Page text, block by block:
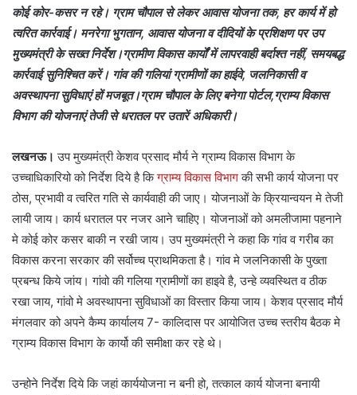
कोई कोर-कसर न रहे। ग्राम चौपाल से लेकर आवास योजना तक, हर कार्य में हो
त्वरित कार्रवाई। मनरेगा भुगतान, आवास योजना व दीदियों के प्रशिक्षण पर उप
मुख्यमंत्री के सख्त निर्देश।ग्रामीण विकास कार्यों में लापरवाही बर्दाश्त नहीं, समयबद्ध
कार्रवाई सुनिश्चित करें। गांव की गलियां ग्रामीणों का हाईवे, जलनिकासी व
अवस्थापना सुविधाएं हों मजबूत।ग्राम चौपाल के लिए बनेगा पोर्टल,ग्राम्य विकास
विभाग की योजनाएं तेजी से धरातल पर उतारें अधिकारी।
लखनऊ। उप मुख्यमंत्री केशव प्रसाद मौर्य ने ग्राम्य विकास विभाग के
उच्चाधिकारियो को निर्देश दिये है किग्राम्य विकास विभागकी सभी कार्य योजना पर
ठोस, प्रभावी व त्वरित गति से कार्यवाही की जाए। योजनाओं के क्रियान्वयन मे तेजी
लायी जाय। कार्य धरातल पर नजर आने चाहिए। योजनाओं को अमलीजामा पहनाने
मे कोई कोर कसर बाकी न रखी जाय। उप मुख्यमंत्री ने कहा कि गांव व गरीब का
विकास करना सरकार की सर्वोच्च प्राथमिकता है। गांव मे जलनिकासी के पुख्ता
प्रबन्ध किये जांय। गांवो की गलिया ग्रामीणों का हाइवे है, उन्हे व्यवस्थित व ठीक
रखा जाय, गांवो मे अवस्थापना सुविधाओं का विस्तार किया जाय। केशव प्रसाद मौर्य
मंगलवार को अपने कैम्प कार्यालय 7- कालिदास पर आयोजित उच्च स्तरीय बैठक मे
ग्राम्य विकास विभाग के कार्यो की समीक्षा कर रहे थे।
उन्होने निर्देश दिये कि जहां कार्ययोजना न बनी हो, तत्काल कार्य योजना बनायी